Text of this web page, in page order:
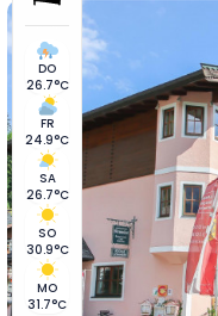
DO
26.7°C
FR
24.9°C
SA
26.7°C
SO
30.9°C
MO
31.7°C